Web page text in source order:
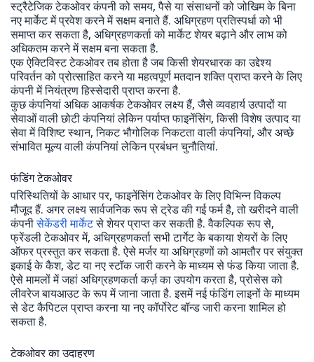
स्ट्रैटेजिक टेकओवर कंपनी को समय, पैसे या संसाधनों को जोखिम के बिना
नए मार्केट में प्रवेश करने में सक्षम बनाते हैं. अधिग्रहण प्रतिस्पर्धा को भी
समाप्त कर सकता है, अधिग्रहणकर्ता को मार्केट शेयर बढ़ाने और लाभ को
अधिकतम करने में सक्षम बना सकता है.
एक ऐक्टिविस्ट टेकओवर तब होता है जब किसी शेयरधारक का उद्देश्य
परिवर्तन को प्रोत्साहित करने या महत्वपूर्ण मतदान शक्ति प्राप्त करने के लिए
कंपनी में नियंत्रण हिस्सेदारी प्राप्त करना है.
कुछ कंपनियां अधिक आकर्षक टेकओवर लक्ष्य हैं, जैसे व्यवहार्य उत्पादों या
सेवाओं वाली छोटी कंपनियां लेकिन पर्याप्त फाइनेंसिंग, किसी विशेष उत्पाद या
सेवा में विशिष्ट स्थान, निकट भौगोलिक निकटता वाली कंपनियां, और अच्छे
संभावित मूल्य वाली कंपनियां लेकिन प्रबंधन चुनौतियां.
फंडिंग टेकओवर
परिस्थितियों के आधार पर, फाइनेंसिंग टेकओवर के लिए विभिन्न विकल्प
मौजूद हैं. अगर लक्ष्य सार्वजनिक रूप से ट्रेड की गई फर्म है, तो खरीदने वाली
कंपनीसेकेंडरी मार्केटसे शेयर प्राप्त कर सकती है. वैकल्पिक रूप से,
फ्रेंडली टेकओवर में, अधिग्रहणकर्ता सभी टार्गेट के बकाया शेयरों के लिए
ऑफर प्रस्तुत कर सकता है. ऐसे मर्जर या अधिग्रहणों को आमतौर पर संयुक्त
इकाई के कैश, डेट या नए स्टॉक जारी करने के माध्यम से फंड किया जाता है.
ऐसे मामलों में जहां अधिग्रहणकर्ता कर्ज़ का उपयोग करता है, प्रोसेस को
लीवरेज बायआउट के रूप में जाना जाता है. इसमें नई फंडिंग लाइनों के माध्यम
से डेट कैपिटल प्राप्त करना या नए कॉर्पोरेट बॉन्ड जारी करना शामिल हो
सकता है.
टेकओवर का उदाहरण